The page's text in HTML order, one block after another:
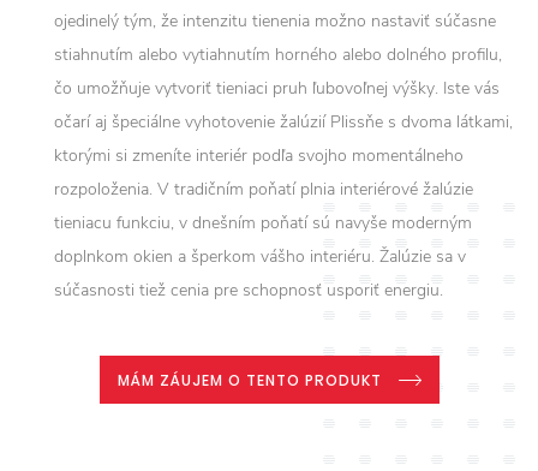
ojedinelý tým, že intenzitu tienenia možno nastaviť súčasne
stiahnutím alebo vytiahnutím horného alebo dolného profilu,
čo umožňuje vytvoriť tieniaci pruh ľubovoľnej výšky. Iste vás
očarí aj špeciálne vyhotovenie žalúzií Plissňe s dvoma látkami,
ktorými si zmeníte interiér podľa svojho momentálneho
rozpoloženia. V tradičním poňatí plnia interiérové žalúzie
tieniacu funkciu, v dnešním poňatí sú navyše moderným
doplnkom okien a šperkom vášho interiéru. Žalúzie sa v
súčasnosti tiež cenia pre schopnosť usporiť energiu.
MÁM ZÁUJEM O TENTO PRODUKT